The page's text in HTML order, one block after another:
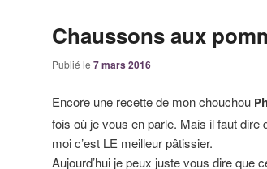
Chaussons aux
Publié le 7 mars 2016
Encore une recette de mon chouchou
fois où je vous en parle. Mais il faut
moi c’est LE meilleur pâtissier.
Aujourd’hui je peux juste vous dire que